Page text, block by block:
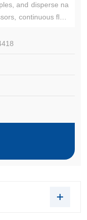
and disperse na
continuous flow